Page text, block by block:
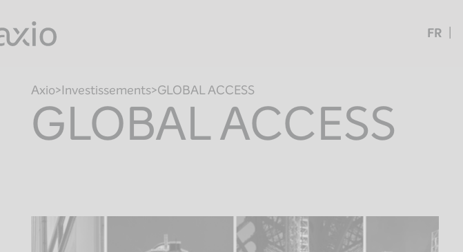
to
content
FR
Axio Investissements GLOBAL ACCESS
GLOBAL ACCESS